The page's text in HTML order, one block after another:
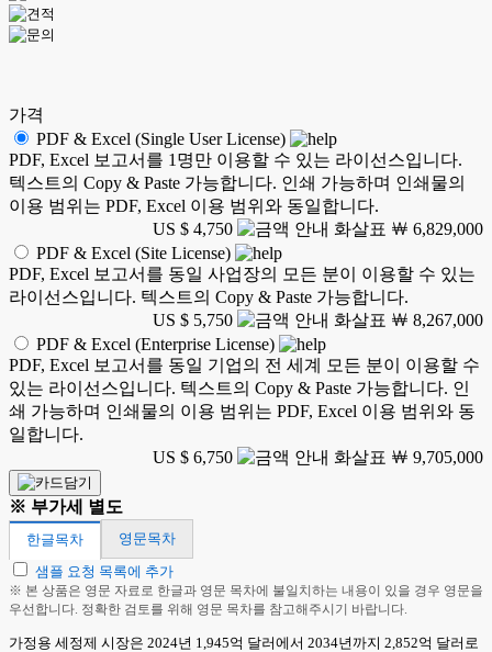
가격
PDF & Excel (Single User License)
PDF, Excel 보고서를 1명만 이용할 수 있는 라이선스입니다.
텍스트의 Copy & Paste 가능합니다. 인쇄 가능하며 인쇄물의
이용 범위는 PDF, Excel 이용 범위와 동일합니다.
US $ 4,750
￦ 6,829,000
PDF & Excel (Site License)
PDF, Excel 보고서를 동일 사업장의 모든 분이 이용할 수 있는
라이선스입니다. 텍스트의 Copy & Paste 가능합니다.
US $ 5,750
￦ 8,267,000
PDF & Excel (Enterprise License)
PDF, Excel 보고서를 동일 기업의 전 세계 모든 분이 이용할 수
있는 라이선스입니다. 텍스트의 Copy & Paste 가능합니다. 인
쇄 가능하며 인쇄물의 이용 범위는 PDF, Excel 이용 범위와 동
일합니다.
US $ 6,750
￦ 9,705,000
※ 부가세 별도
한글목차
영문목차
샘플 요청 목록에 추가
※ 본 상품은 영문 자료로 한글과 영문 목차에 불일치하는 내용이 있을 경우 영문을
우선합니다. 정확한 검토를 위해 영문 목차를 참고해주시기 바랍니다.
가정용 세정제 시장은 2024년 1,945억 달러에서 2034년까지 2,852억 달러로